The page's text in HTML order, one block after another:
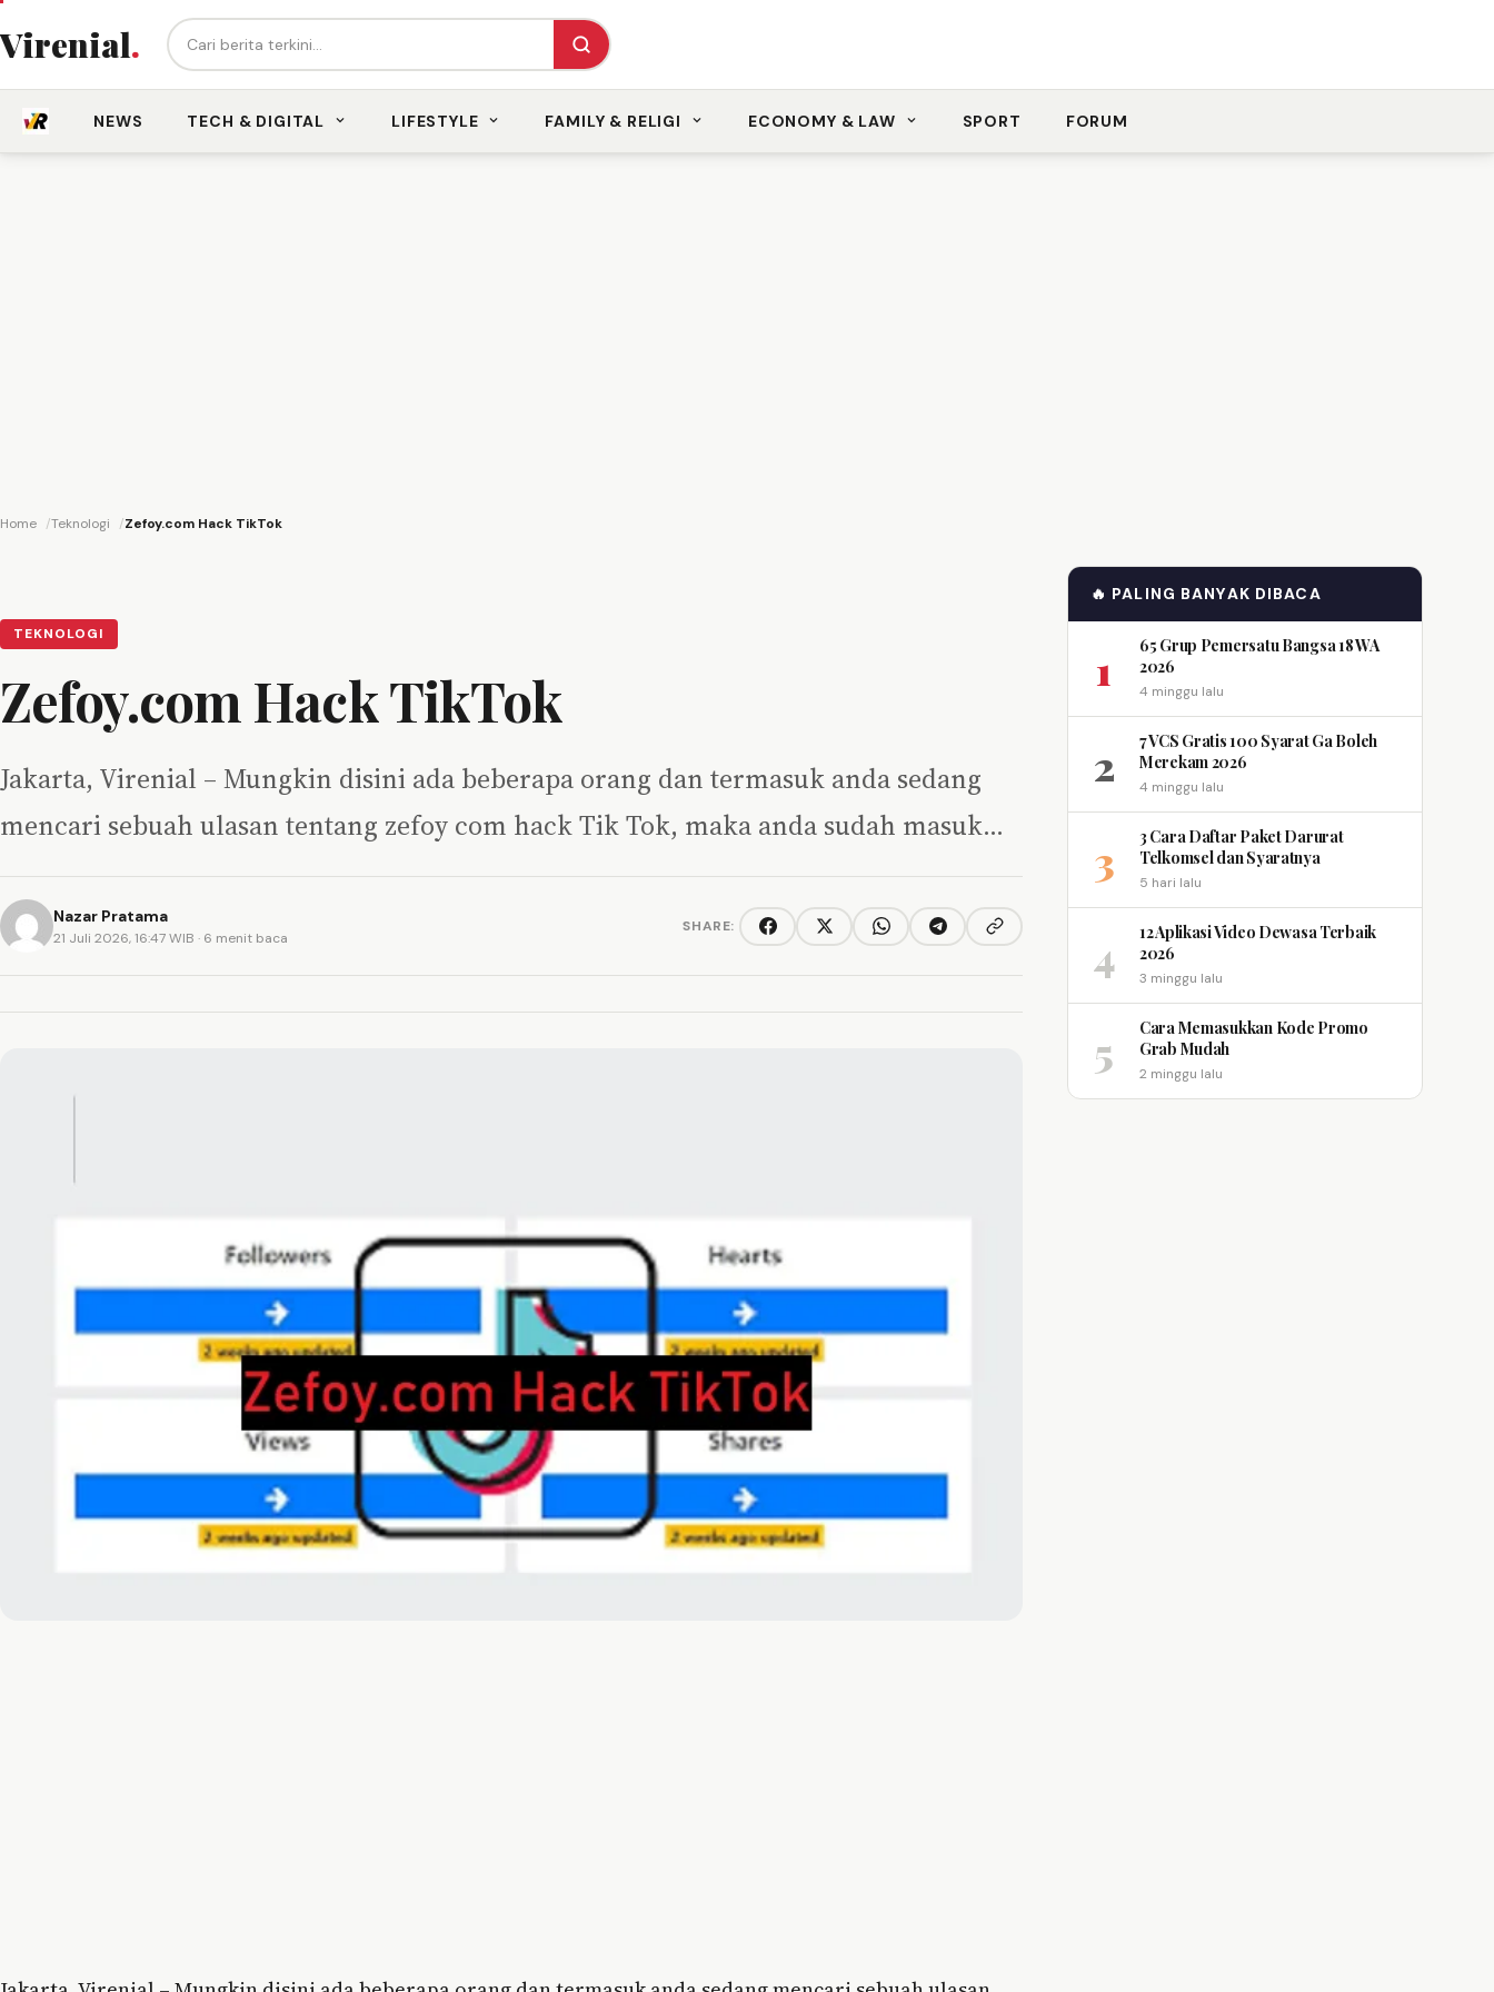
Virenial. Cari berita...
NEWS TECH & DIGITAL LIFESTYLE FAMILY & RELIGI ECONOMY & LAW SPORT FORUM
Home Teknologi Zefoy.com Hack TikTok
TEKNOLOGI
Zefoy.com Hack TikTok
Jakarta, Virenial – Mungkin disini ada beberapa orang dan termasuk anda sedang
mencari sebuah ulasan tentang zefoy com hack Tik Tok, maka anda sudah masuk…
Nazar Pratama
21 Juli 2026, 16:47 WIB · 6 menit baca
SHARE: FacebookTwitter/XWhatsAppTelegramCopy link
🔥 PALING BANYAK DIBACA
1
65 Grup Pemersatu Bangsa 18 WA
2026
4 minggu lalu
2
7 VCS Gratis 100 Syarat Ga Boleh
Merekam 2026
4 minggu lalu
3
3 Cara Daftar Paket Darurat
Telkomsel dan Syaratnya
5 hari lalu
4
12 Aplikasi Video Dewasa Terbaik
2026
3 minggu lalu
5
Cara Memasukkan Kode Promo
Grab Mudah
2 minggu lalu